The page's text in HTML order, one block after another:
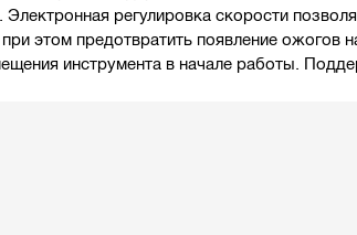
регулировка скорости
этом предотвратить появление ожогов
инструмента в начале работы.